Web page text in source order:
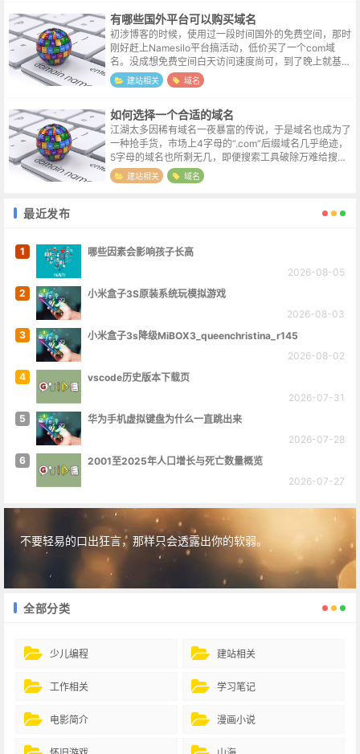
有哪些国外平台可以购买域名
初涉博客的时候，使用过一段时间国外的免费空间，那时
刚好赶上Namesilo平台搞活动，低价买了一个com域
名。没成想免费空间白天访问速度尚可，到了晚上就基本
无法访问了。可能因为时区的关系，我这边晚上有空折腾
博客的时候，正是国外网络吞吐...
建站相关 域名
如何选择一个合适的域名
江湖太多因稀有域名一夜暴富的传说，于是域名也成为了
一种抢手货，市场上4字母的“.com”后缀域名几乎绝迹，
5字母的域名也所剩无几，即便搜索工具破除万难给搜出
来一个，也是歪瓜裂枣不堪入目。然而真正将看中的域名
打在地址栏上，往往并不会跳转...
建站相关 域名
最近发布
1
哪些因素会影响孩子长高
2026-08-05
2
小米盒子3S原装系统玩模拟游戏
2026-08-03
3
小米盒子3s降级MiBOX3_queenchristina_r145
2026-08-02
4
vscode历史版本下载页
2026-07-31
5
华为手机虚拟键盘为什么一直跳出来
2026-07-28
6
2001至2025年人口增长与死亡数量概览
2026-07-27
不要轻易的口出狂言，那样只会透露出你的软弱。
全部分类
少儿编程 建站相关
工作相关 学习笔记
电影简介 漫画小说